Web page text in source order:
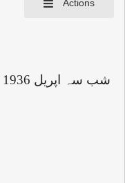
Actions